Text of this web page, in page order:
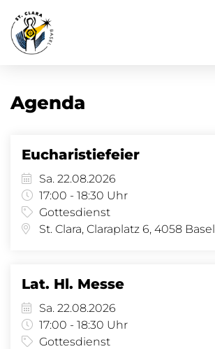
Agenda
Eucharistiefeier
Sa. 22.08.2026
17:00 - 18:30 Uhr
Gottesdienst
St. Clara, Claraplatz 6, 4058 Basel
Lat. Hl. Messe
Sa. 22.08.2026
17:00 - 18:30 Uhr
Gottesdienst